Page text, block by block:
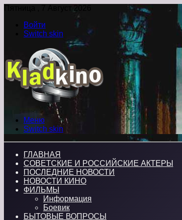
Пятница , 7 Август 2026
Войти
Switch skin
Меню
Switch skin
ГЛАВНАЯ
СОВЕТСКИЕ И РОССИЙСКИЕ АКТЕРЫ
ПОСЛЕДНИЕ НОВОСТИ
НОВОСТИ КИНО
ФИЛЬМЫ
Информация
Боевик
БЫТОВЫЕ ВОПРОСЫ